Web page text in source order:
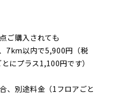
ご購入されても
7km以内で5,900円（税
にプラス1,100円です）
、別途料金（1フロアごと